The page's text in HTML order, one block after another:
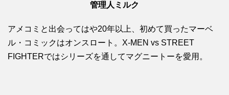
管理人ミルク
アメコミと出会ってはや20年以上、初めて買ったマーベ
ル・コミックはオンスロート。X-MEN vs STREET
FIGHTERではシリーズを通してマグニートーを愛用。